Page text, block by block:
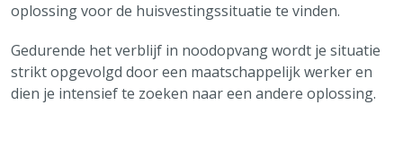
Feestmarkten en kermissen
Tickets cultuur
Snelle links
oplossing voor de huisvestingssituatie te vinden.
Gedurende het verblijf in noodopvang wordt je situatie
strikt opgevolgd door een maatschappelijk werker en
dien je intensief te zoeken naar een andere oplossing.